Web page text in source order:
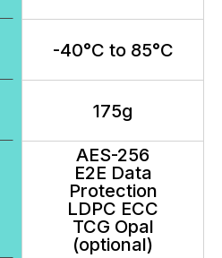
-40°C to 85°C
175g
AES-256
E2E Data
Protection
LDPC ECC
TCG Opal
(optional)